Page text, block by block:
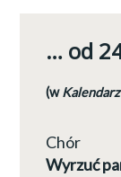
… od
(w
Chór
Wyrzuć